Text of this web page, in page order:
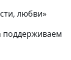
любви»
поддерживаем